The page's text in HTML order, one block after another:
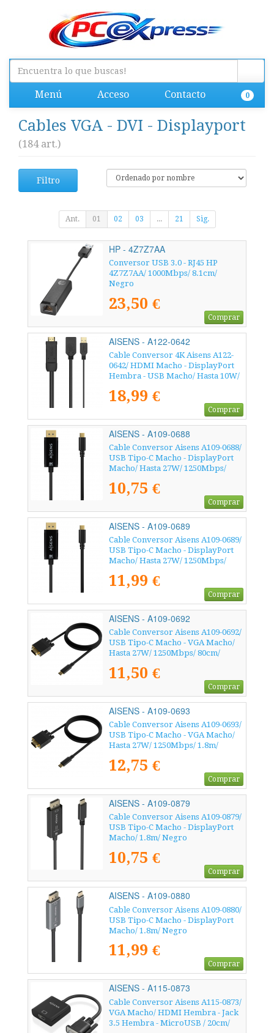
Menú Acceso Contacto 0
Cables VGA - DVI - Displayport
(184 art.)
Filtro
Ant. 01 02 03 ... 21 Sig.
HP - 4Z7Z7AA
Conversor USB 3.0 - RJ45 HP
4Z7Z7AA/ 1000Mbps/ 8.1cm/
Negro
23,50 €
Comprar
AISENS - A122-0642
Cable Conversor 4K Aisens A122-
0642/ HDMI Macho - DisplayPort
Hembra - USB Macho/ Hasta 10W/
18,99 €
Comprar
AISENS - A109-0688
Cable Conversor Aisens A109-0688/
USB Tipo-C Macho - DisplayPort
Macho/ Hasta 27W/ 1250Mbps/
10,75 €
Comprar
AISENS - A109-0689
Cable Conversor Aisens A109-0689/
USB Tipo-C Macho - DisplayPort
Macho/ Hasta 27W/ 1250Mbps/
11,99 €
Comprar
AISENS - A109-0692
Cable Conversor Aisens A109-0692/
USB Tipo-C Macho - VGA Macho/
Hasta 27W/ 1250Mbps/ 80cm/
11,50 €
Comprar
AISENS - A109-0693
Cable Conversor Aisens A109-0693/
USB Tipo-C Macho - VGA Macho/
Hasta 27W/ 1250Mbps/ 1.8m/
12,75 €
Comprar
AISENS - A109-0879
Cable Conversor Aisens A109-0879/
USB Tipo-C Macho - DisplayPort
Macho/ 1.8m/ Negro
10,75 €
Comprar
AISENS - A109-0880
Cable Conversor Aisens A109-0880/
USB Tipo-C Macho - DisplayPort
Macho/ 1.8m/ Negro
11,99 €
Comprar
AISENS - A115-0873
Cable Conversor Aisens A115-0873/
VGA Macho/ HDMI Hembra - Jack
3.5 Hembra - MicroUSB / 20cm/